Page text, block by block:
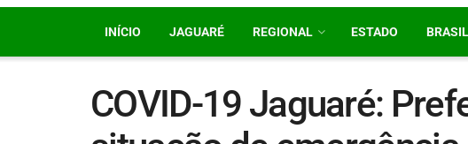
INÍCIO JAGUARÉ REGIONAL ESTADO BRASIL
COVID-19 Jaguaré: